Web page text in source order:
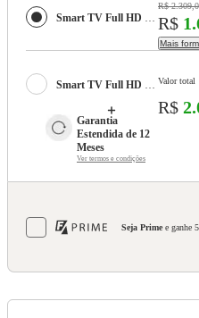
Smart TV Full HD TCL QLED 43” Polegadas com Google TV, HDR10, Dolby Audio e Wi-Fi - 43S5K
R$
R$
Mais
Smart TV Full HD TCL QLED 43” Polegadas com Google TV, HDR10, Dolby Audio e Wi-Fi - 43S5K
Garantia
Estendida de 12
Meses
Ver termos e condições
Valor total
R$
Seja Prime e ganhe